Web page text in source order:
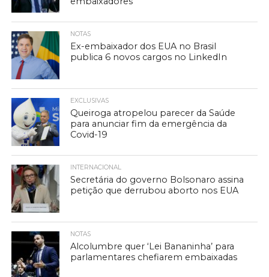
NOTAS
Ex-embaixador dos EUA no Brasil
publica 6 novos cargos no LinkedIn
EXCLUSIVAS
Queiroga atropelou parecer da Saúde
para anunciar fim da emergência da
Covid-19
INTERNACIONAL
Secretária do governo Bolsonaro assina
petição que derrubou aborto nos EUA
NOTAS
Alcolumbre quer ‘Lei Bananinha’ para
parlamentares chefiarem embaixadas